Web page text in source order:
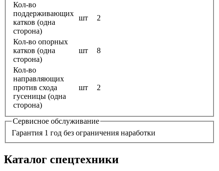
Кол-во
поддерживающих
катков (одна
сторона)
шт 2
Кол-во опорных
катков (одна
сторона)
шт 8
Кол-во
направляющих
против схода
гусеницы (одна
сторона)
шт 2
Сервисное обслуживание
Гарантия 1 год без ограничения наработки
Каталог спецтехники